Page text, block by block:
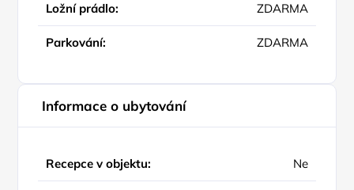
Ložní prádlo: ZDARMA
Parkování: ZDARMA
Informace o ubytování
Recepce v objektu: Ne